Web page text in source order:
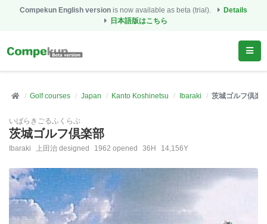
Compekun English version is now available as beta (trial).
Details
日本語版はこちら
Golf courses Japan Kanto Koshinetsu Ibaraki 茨城ゴルフ倶楽
いばらきごるふくらぶ
茨城ゴルフ倶楽部
Ibaraki 上田治 designed 1962 opened 36H 14,156Y